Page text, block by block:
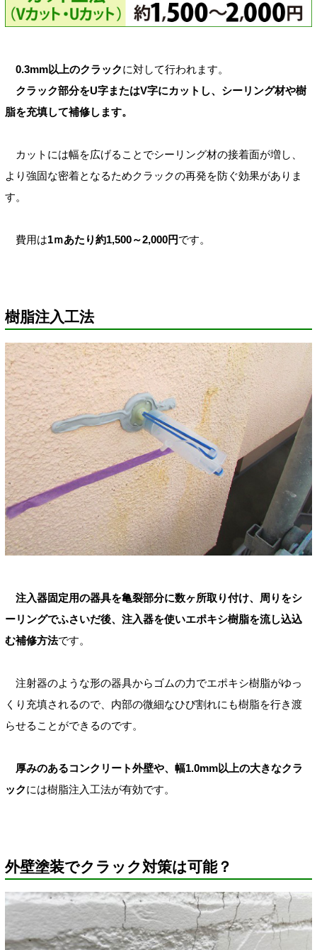
0.3mm以上のクラックに対して行われます。
クラック部分をU字またはV字にカットし、シーリング材や樹
脂を充填して補修します。
カットには幅を広げることでシーリング材の接着面が増し、
より強固な密着となるためクラックの再発を防ぐ効果がありま
す。
費用は1ｍあたり約1,500～2,000円です。
樹脂注入工法
注入器固定用の器具を亀裂部分に数ヶ所取り付け、周りをシ
ーリングでふさいだ後、注入器を使いエポキシ樹脂を流し込込
む補修方法です。
注射器のような形の器具からゴムの力でエポキシ樹脂がゆっ
くり充填されるので、内部の微細なひび割れにも樹脂を行き渡
らせることができるのです。
厚みのあるコンクリート外壁や、幅1.0mm以上の大きなクラ
ックには樹脂注入工法が有効です。
外壁塗装でクラック対策は可能？